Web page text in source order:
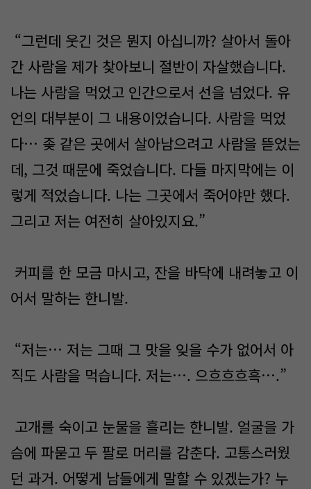
“그런데 웃긴 것은 뭔지 아십니까? 살아서 돌아
간 사람을 제가 찾아보니 절반이 자살했습니다.
나는 사람을 먹었고 인간으로서 선을 넘었다. 유
언의 대부분이 그 내용이었습니다. 사람을 먹었
다… 좆 같은 곳에서 살아남으려고 사람을 뜯었는
데, 그것 때문에 죽었습니다. 다들 마지막에는 이
렇게 적었습니다. 나는 그곳에서 죽어야만 했다.
그리고 저는 여전히 살아있지요.”
커피를 한 모금 마시고, 잔을 바닥에 내려놓고 이
어서 말하는 한니발.
“저는… 저는 그때 그 맛을 잊을 수가 없어서 아
직도 사람을 먹습니다. 저는…. 으흐흐흐흑….”
고개를 숙이고 눈물을 흘리는 한니발. 얼굴을 가
슴에 파묻고 두 팔로 머리를 감춘다. 고통스러웠
던 과거. 어떻게 남들에게 말할 수 있겠는가? 누